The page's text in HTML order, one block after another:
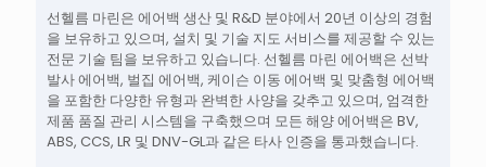
선헬름 마린은 에어백 생산 및 R&D 분야에서 20년 이상의 경험
을 보유하고 있으며, 설치 및 기술 지도 서비스를 제공할 수 있는
전문 기술 팀을 보유하고 있습니다. 선헬름 마린 에어백은 선박
발사 에어백, 벌집 에어백, 케이슨 이동 에어백 및 맞춤형 에어백
을 포함한 다양한 유형과 완벽한 사양을 갖추고 있으며, 엄격한
제품 품질 관리 시스템을 구축했으며 모든 해양 에어백은 BV,
ABS, CCS, LR 및 DNV-GL과 같은 타사 인증을 통과했습니다.